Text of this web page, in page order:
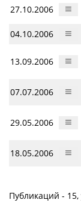
27.10.2006
04.10.2006
13.09.2006
07.07.2006
29.05.2006
18.05.2006
Публикаций -